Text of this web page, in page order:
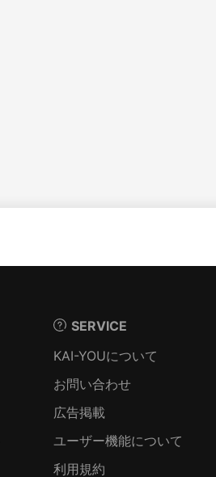
SERVICE
KAI-YOUについて
お問い合わせ
広告掲載
ユーザー機能について
利用規約